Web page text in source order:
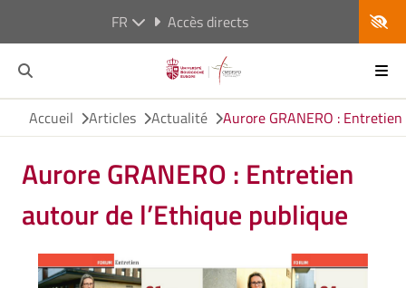
FR Accès directs
Accueil Articles Actualité Aurore GRANERO :
Aurore GRANERO : Entretien
autour de l’Ethique publique